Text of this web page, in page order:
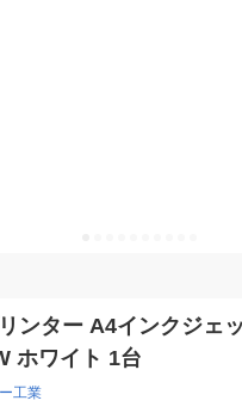
ンター A4インクジェ
ホワイト 1台
工業